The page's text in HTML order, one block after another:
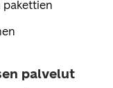
pakettien
palvelut